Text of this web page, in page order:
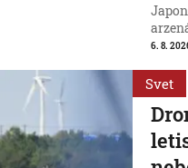
6. 8.
Svet